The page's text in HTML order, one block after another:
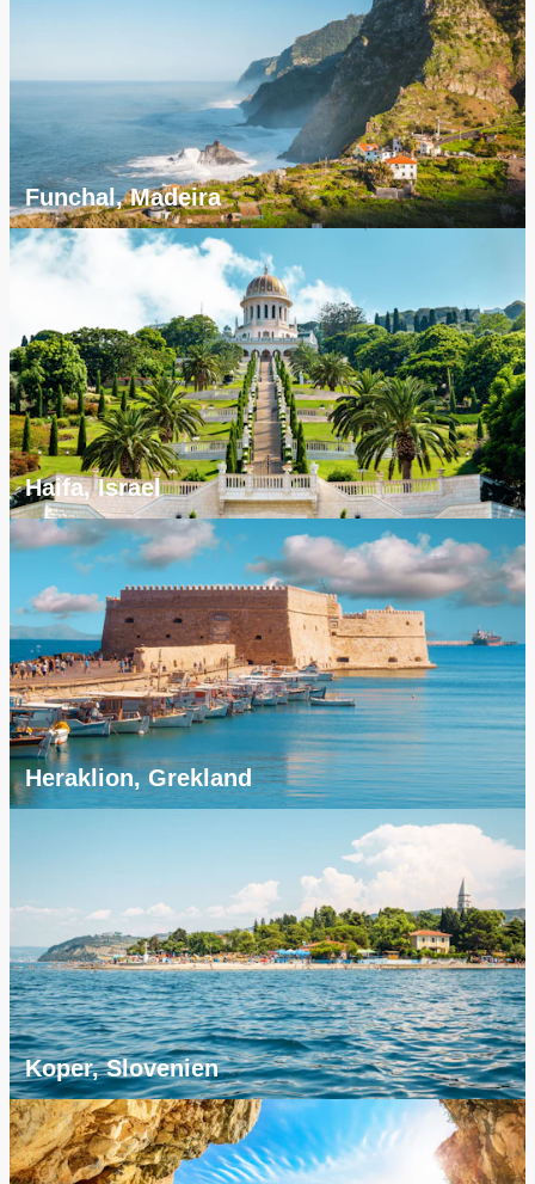
Funchal, Madeira
Haifa, Israel
Heraklion, Grekland
Koper, Slovenien